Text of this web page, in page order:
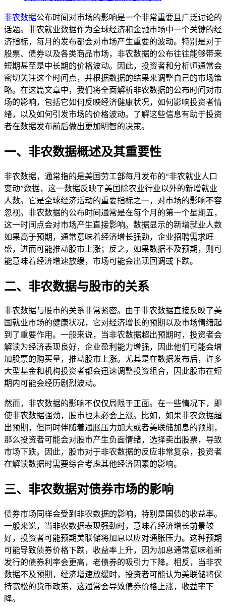
非农数据公布时间对市场的影响是一个非常重要且广泛讨论的
话题。非农就业数据作为全球经济和金融市场中一个关键的经
济指标，每月的发布都会对市场产生重要的波动。特别是对于
股票、债券以及各类商品市场，非农数据的公布往往能够带来
短期甚至是中长期的价格波动。因此，投资者和分析师通常会
密切关注这个时间点，并根据数据的结果来调整自己的市场策
略。在这篇文章中，我们将全面解析非农数据的公布时间对市
场的影响，包括它如何反映经济健康状况，如何影响投资者情
绪，以及如何引发市场的价格波动。了解这些信息有助于投资
者在数据发布前后做出更加明智的决策。
一、非农数据概述及其重要性
非农数据，通常指的是美国劳工部每月发布的“非农就业人口
变动”数据，这一数据反映了美国除农业行业以外的新增就业
人数。它是全球经济活动的重要指标之一，对市场的影响不容
忽视。非农数据的公布时间通常是在每个月的第一个星期五，
这一时间点会对市场产生直接影响。数据显示的新增就业人数
如果高于预期，通常意味着经济增长强劲，企业招聘需求旺
盛，进而可能推动股市上涨；反之，如果数据不及预期，则可
能意味着经济增速放缓，市场可能会出现回调或下跌。
二、非农数据与股市的关系
非农数据与股市的关系非常紧密。由于非农数据直接反映了美
国就业市场的健康状况，它对经济增长的预期以及市场情绪起
到了重要作用。一般来说，当非农数据超出预期时，投资者会
解读为经济表现良好，企业盈利能力增强，因此他们可能会增
加股票的购买量，推动股市上涨。尤其是在数据发布后，许多
大型基金和机构投资者都会迅速调整投资组合，因此股市在短
期内可能会经历剧烈波动。
然而，非农数据的影响不仅仅局限于正面。在一些情况下，即
使非农数据强劲，股市也未必会上涨。比如，如果非农数据超
出预期，但同时伴随着通胀压力加大或者美联储加息的预期，
那么投资者可能会对股市产生负面情绪，选择卖出股票，导致
市场下跌。因此，股市对于非农数据的反应非常复杂，投资者
在解读数据时需要综合考虑其他经济因素的影响。
三、非农数据对债券市场的影响
债券市场同样会受到非农数据的影响，特别是国债的收益率。
一般来说，当非农数据表现强劲时，意味着经济增长前景较
好，投资者可能预期美联储将加息以应对通胀压力。这种预期
可能导致债券价格下跌，收益率上升，因为加息通常意味着新
发行的债券利率会更高，老债券的吸引力下降。相反，当非农
数据不及预期，经济增速放缓时，投资者可能认为美联储将保
持宽松的货币政策，这通常会导致债券价格上涨，收益率下
降。